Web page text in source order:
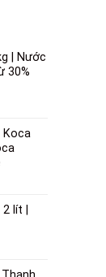
| Nước
30%
Koca
lít |